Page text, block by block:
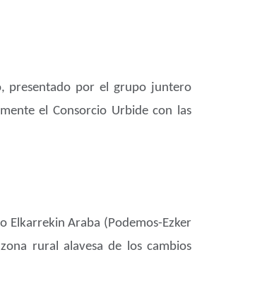
presentado por el grupo juntero
el Consorcio Urbide con las
Elkarrekin Araba (Podemos-Ezker
rural alavesa de los cambios